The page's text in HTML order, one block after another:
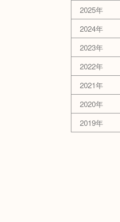
2025年
2024年
2023年
2022年
2021年
2020年
2019年